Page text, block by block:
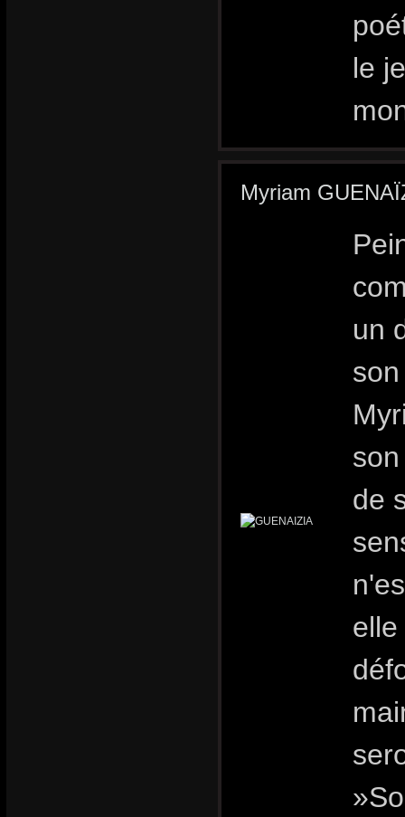
le
Myriam
un
de